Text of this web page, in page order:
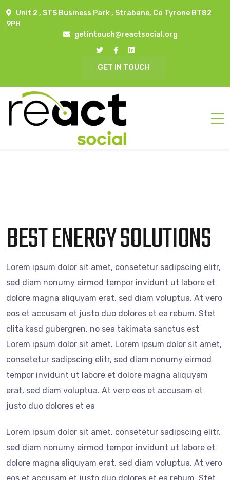
Unit 2 , STS Business Park , Strabane, Co Tyrone BT82
9PH
getintouch@reactsocial.org
GET IN TOUCH
BEST ENERGY SOLUTIONS
Lorem ipsum dolor sit amet, consetetur sadipscing elitr,
sed diam nonumy eirmod tempor invidunt ut labore et
dolore magna aliquyam erat, sed diam voluptua. At vero
eos et accusam et justo duo dolores et ea rebum. Stet
clita kasd gubergren, no sea takimata sanctus est
Lorem ipsum dolor sit amet. Lorem ipsum dolor sit amet,
consetetur sadipscing elitr, sed diam nonumy eirmod
tempor invidunt ut labore et dolore magna aliquyam
erat, sed diam voluptua. At vero eos et accusam et
justo duo dolores et ea
Lorem ipsum dolor sit amet, consetetur sadipscing elitr,
sed diam nonumy eirmod tempor invidunt ut labore et
dolore magna aliquyam erat, sed diam voluptua. At vero